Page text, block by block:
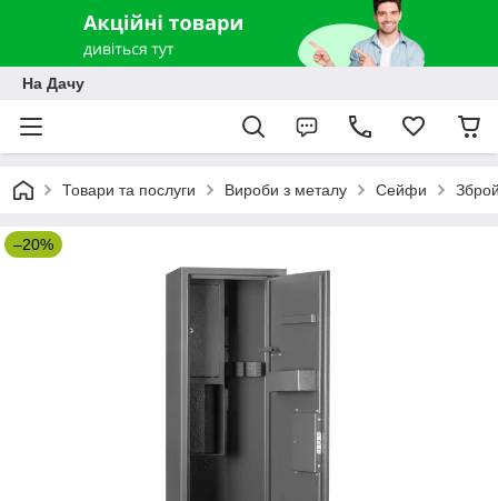
На Дачу
Товари та послуги Вироби з металу Сейфи
–20%